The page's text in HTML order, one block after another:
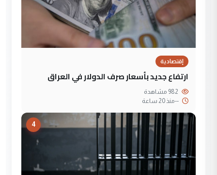
إقتصادية
ارتفاع جديد بأسعار صرف الدولار في العراق
--منذ 20 ساعة
4